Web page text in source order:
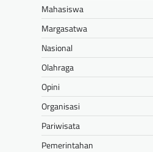
Mahasiswa
Margasatwa
Nasional
Olahraga
Opini
Organisasi
Pariwisata
Pemerintahan